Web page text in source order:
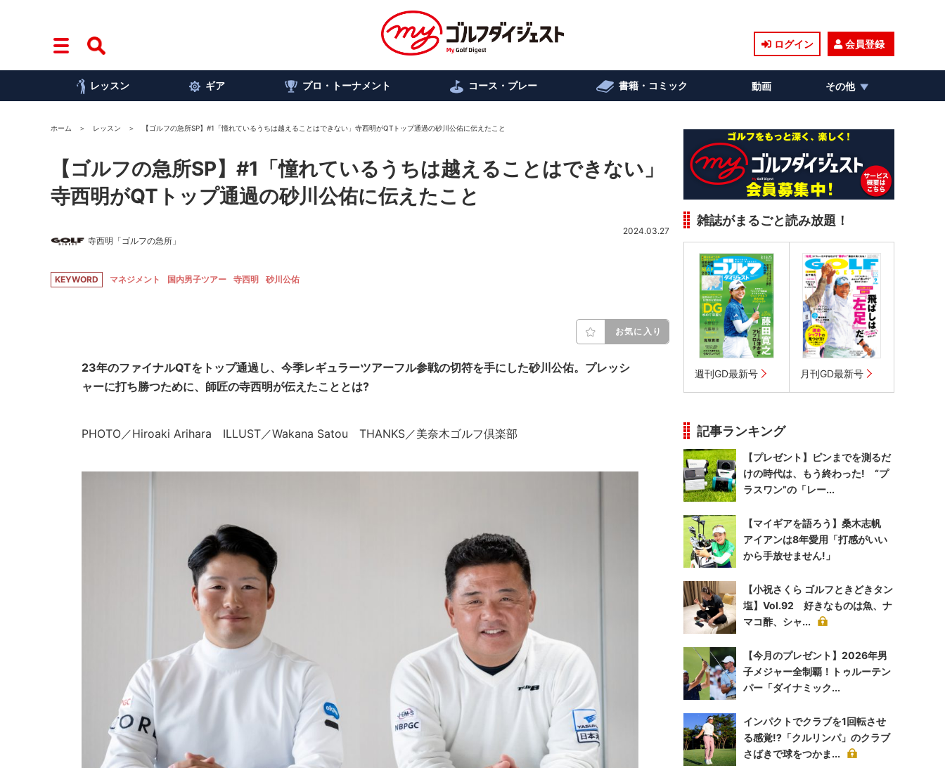
ログイン 会員登録
レッスン ギア プロ・トーナメント コース・プレー 書籍・コミック 動画 その他
ホーム レッスン 【ゴルフの急所SP】#1「憧れているうちは越えることはできない」寺西明がQTトップ通過の砂川公佑に伝えたこと
【ゴルフの急所SP】#1「憧れているうちは越えることはできない」
寺西明がQTトップ通過の砂川公佑に伝えたこと
寺西明「ゴルフの急所」
2024.03.27
KEYWORD マネジメント 国内男子ツアー 寺西明 砂川公佑
お気に入り
23年のファイナルQTをトップ通過し、今季レギュラーツアーフル参戦の切符を手にした砂川公佑。プレッシ
ャーに打ち勝つために、師匠の寺西明が伝えたこととは?
PHOTO／Hiroaki Arihara ILLUST／Wakana Satou THANKS／美奈木ゴルフ倶楽部
雑誌がまるごと読み放題！
週刊GD最新号 月刊GD最新号
記事ランキング
【プレゼント】ピンまでを測るだ
けの時代は、もう終わった! “プ
ラスワン”の「レー...
【マイギアを語ろう】桑木志帆
アイアンは8年愛用「打感がいい
から手放せません!」
【小祝さくら ゴルフときどきタン
塩】Vol.92 好きなものは魚、ナ
マコ酢、シャ...
【今月のプレゼント】2026年男
子メジャー全制覇！トゥルーテン
パー「ダイナミック...
インパクトでクラブを1回転させ
る感覚!?「クルリンパ」のクラブ
さばきで球をつかま...